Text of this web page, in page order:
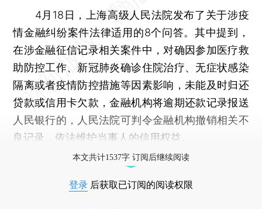
4月18日，上海高级人民法院发布了关于涉疫
情金融纠纷案件法律适用的8个问答。其中提到，
在涉金融征信记录相关案件中，对确因参加医疗救
助防控工作、新冠肺炎确诊住院治疗、无症状感染
隔离或者疫情防控措施等因素影响，未能及时归还
贷款或信用卡欠款，金融机构将逾期还款记录报送
人民银行的，人民法院可判令金融机构撤销相关不
良记录，依法维护当事人的信用权益。
本文共计1537字 订阅后继续阅读
登录 后获取已订阅的阅读权限